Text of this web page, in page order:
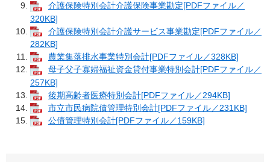
介護保険特別会計介護保険事業勘定[PDFファイル／
320KB]
介護保険特別会計介護サービス事業勘定[PDFファイル／
282KB]
農業集落排水事業特別会計[PDFファイル／328KB]
母子父子寡婦福祉資金貸付事業特別会計[PDFファイル／
257KB]
後期高齢者医療特別会計[PDFファイル／294KB]
市立市民病院債管理特別会計[PDFファイル／231KB]
公債管理特別会計[PDFファイル／159KB]